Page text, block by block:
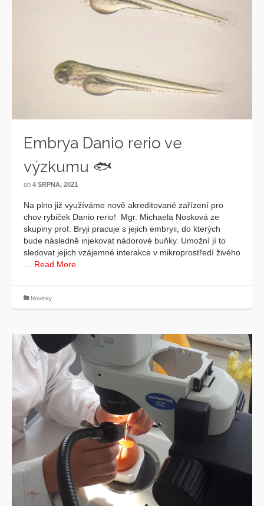
Embrya Danio rerio ve
výzkumu 🐟
on 4 SRPNA, 2021
Na plno již využíváme nově akreditované zařízení pro
chov rybiček Danio rerio! Mgr. Michaela Nosková ze
skupiny prof. Bryji pracuje s jejich embryii, do kterých
bude následně injekovat nádorové buňky. Umožní jí to
sledovat jejich vzájemné interakce v mikroprostředí živého
… Read More
Novinky